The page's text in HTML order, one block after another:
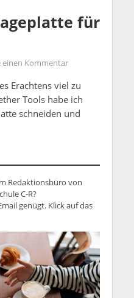
für
einen Kommentar
Erachtens viel zu
Tools habe ich
schneiden und
Redaktionsbüro von
C-R?
genügt. Klick auf das